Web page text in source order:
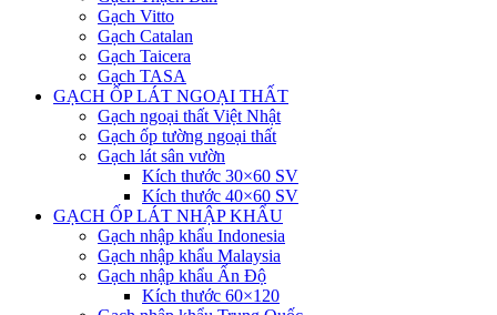
Gạch Vitto
Gạch Catalan
Gạch Taicera
Gạch TASA
GẠCH ỐP LÁT NGOẠI THẤT
Gạch ngoại thất Việt Nhật
Gạch ốp tường ngoại thất
Gạch lát sân vườn
Kích thước 30×60 SV
Kích thước 40×60 SV
GẠCH ỐP LÁT NHẬP KHẨU
Gạch nhập khẩu Indonesia
Gạch nhập khẩu Malaysia
Gạch nhập khẩu Ấn Độ
Kích thước 60×120